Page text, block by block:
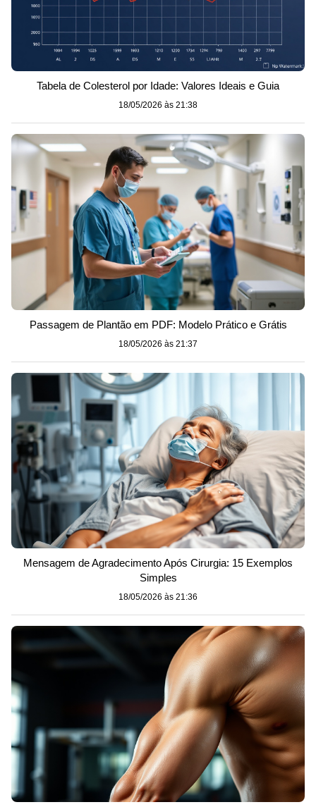
Tabela de Colesterol por Idade: Valores Ideais e Guia
18/05/2026 às 21:38
Passagem de Plantão em PDF: Modelo Prático e Grátis
18/05/2026 às 21:37
Mensagem de Agradecimento Após Cirurgia: 15 Exemplos
Simples
18/05/2026 às 21:36